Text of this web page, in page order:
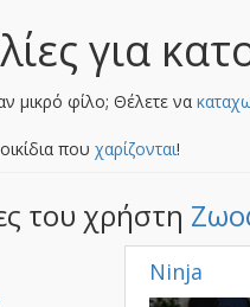
για
μικρό φίλο; Θέλετε να
που χαρίζονται!
του χρήστη
Ninja